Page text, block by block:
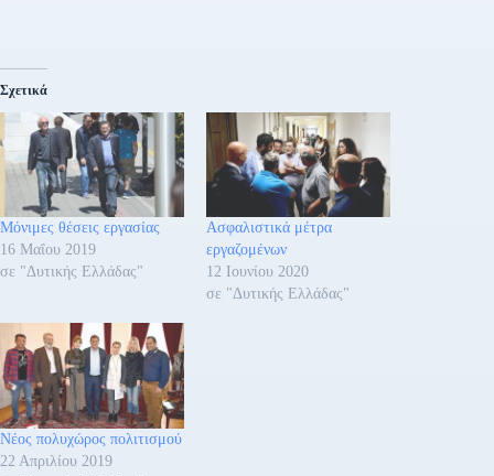
Σχετικά
Μόνιμες θέσεις εργασίας
16 Μαΐου 2019
σε "Δυτικής Ελλάδας"
Ασφαλιστικά μέτρα
εργαζομένων
12 Ιουνίου 2020
σε "Δυτικής Ελλάδας"
Νέος πολυχώρος πολιτισμού
22 Απριλίου 2019